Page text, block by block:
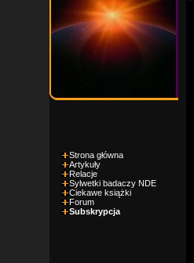
Strona główna
Artykuły
Relacje
Sylwetki badaczy NDE
Ciekawe książki
Forum
Subskrypcja